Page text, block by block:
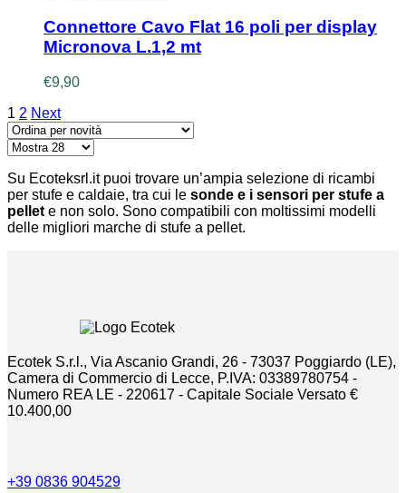
Connettore Cavo Flat 16 poli per display
Micronova L.1,2 mt
€9,90
1 2 Next
Su Ecoteksrl.it puoi trovare un’ampia selezione di ricambi
per stufe e caldaie, tra cui le sonde e i sensori per stufe a
pellet e non solo. Sono compatibili con moltissimi modelli
delle migliori marche di stufe a pellet.
Ecotek S.r.l., Via Ascanio Grandi, 26 - 73037 Poggiardo (LE),
Camera di Commercio di Lecce, P.IVA: 03389780754 -
Numero REA LE - 220617 - Capitale Sociale Versato €
10.400,00
+39 0836 904529